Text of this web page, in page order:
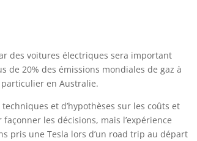
des voitures électriques sera important
20% des émissions mondiales de gaz à
en Australie.
et d’hypothèses sur les coûts et
les décisions, mais l’expérience
pris une Tesla lors d’un road trip au départ